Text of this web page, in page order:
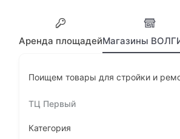
Аренда площадейМагазины
Поищем товары для стройки и
ТЦ Первый
Категория